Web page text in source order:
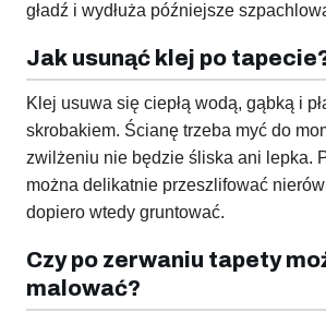
gładź i wydłuża późniejsze
Jak usunąć klej po
Klej usuwa się ciepłą wodą, gąbką i
skrobakiem. Ścianę trzeba myć do
zwilżeniu nie będzie śliska ani lepka.
można delikatnie przeszlifować
dopiero wtedy gruntować.
Czy po zerwaniu tapety
malować?